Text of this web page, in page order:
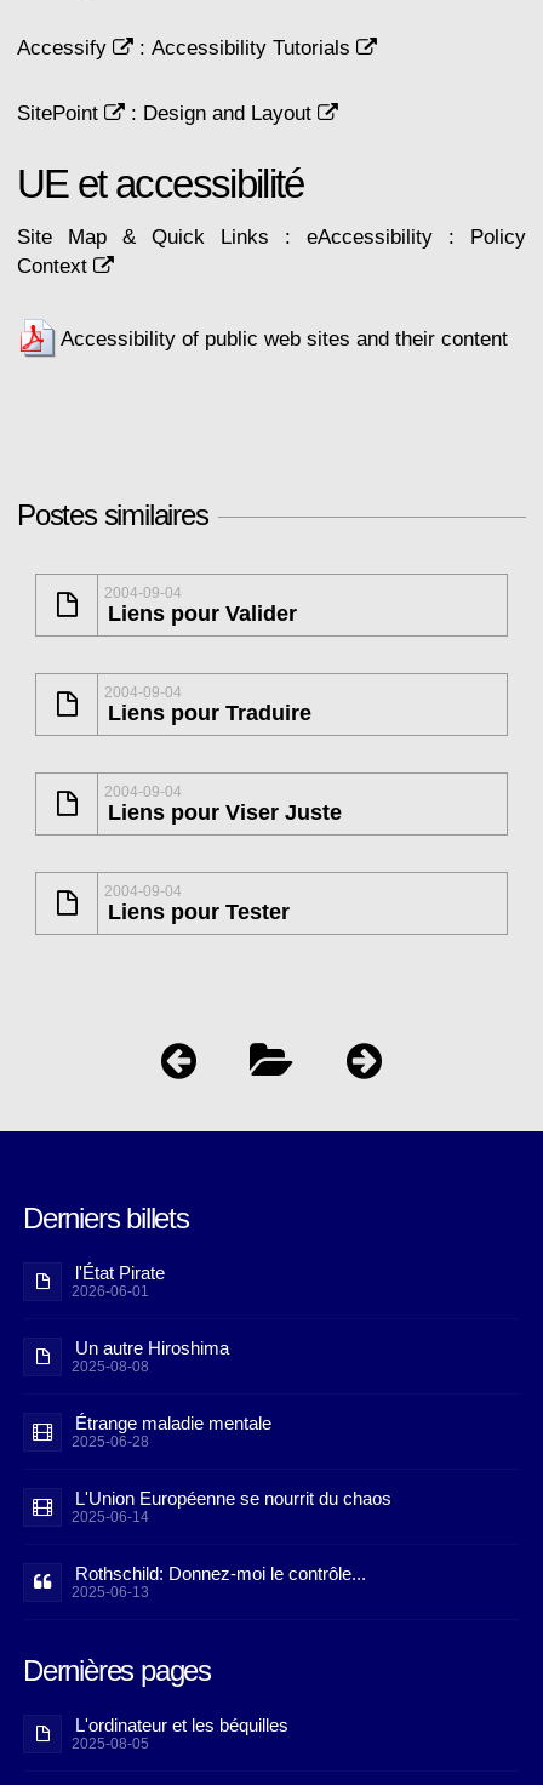
Accessify : Accessibility Tutorials
SitePoint : Design and Layout
UE et accessibilité
Site Map & Quick Links : eAccessibility : Policy
Context
Accessibility of public web sites and their content
Postes similaires
2004-09-04
Liens pour Valider
2004-09-04
Liens pour Traduire
2004-09-04
Liens pour Viser Juste
2004-09-04
Liens pour Tester
Derniers billets
l'État Pirate
2026-06-01
Un autre Hiroshima
2025-08-08
Étrange maladie mentale
2025-06-28
L'Union Européenne se nourrit du chaos
2025-06-14
Rothschild: Donnez-moi le contrôle...
2025-06-13
Dernières pages
L'ordinateur et les béquilles
2025-08-05